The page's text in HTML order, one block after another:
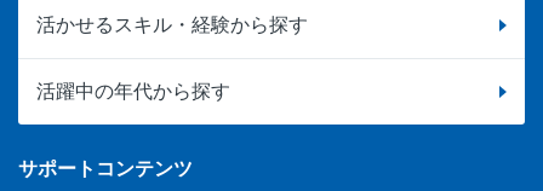
活かせるスキル・経験から探す
活躍中の年代から探す
サポートコンテンツ